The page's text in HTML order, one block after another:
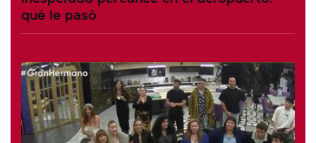
qué le pasó